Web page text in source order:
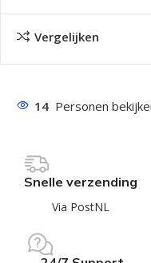
Vergelijken
14 Personen
Snelle verzending
Via PostNL